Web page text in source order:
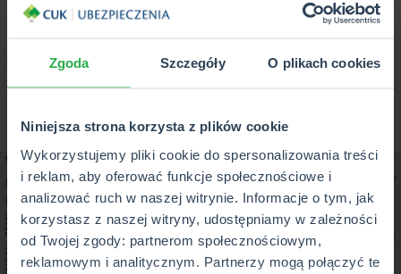
Zgoda Szczegóły O plikach cookies
Niniejsza strona korzysta z plików cookie
Wykorzystujemy pliki cookie do spersonalizowania treści
i reklam, aby oferować funkcje społecznościowe i
analizować ruch w naszej witrynie. Informacje o tym, jak
korzystasz z naszej witryny, udostępniamy w zależności
od Twojej zgody: partnerom społecznościowym,
reklamowym i analitycznym. Partnerzy mogą połączyć te
dramatycznie wzrosła. Dla kierowców szkodowych nie
oni przygotowac się na to, że różnice między ofertami
Ubezpieczenia.